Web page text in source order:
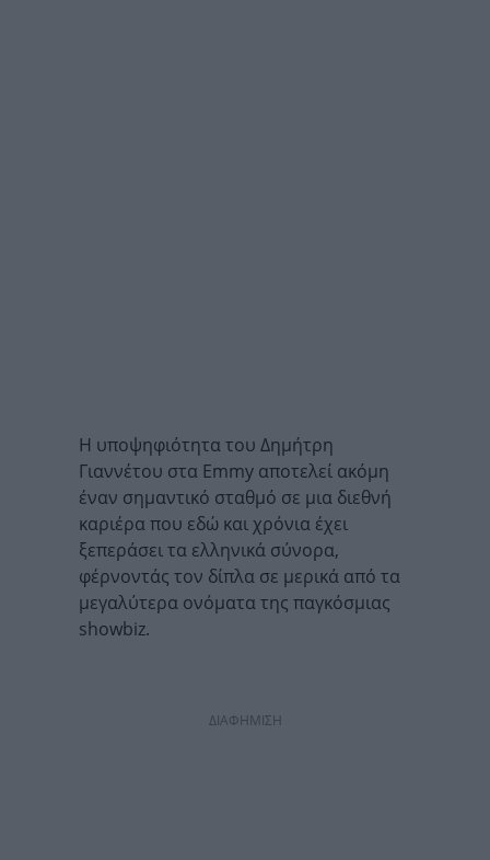
Η υποψηφιότητα του Δημήτρη
Γιαννέτου στα Emmy αποτελεί ακόμη
έναν σημαντικό σταθμό σε μια διεθνή
καριέρα που εδώ και χρόνια έχει
ξεπεράσει τα ελληνικά σύνορα,
φέρνοντάς τον δίπλα σε μερικά από τα
μεγαλύτερα ονόματα της παγκόσμιας
showbiz.
ΔΙΑΦΗΜΙΣΗ